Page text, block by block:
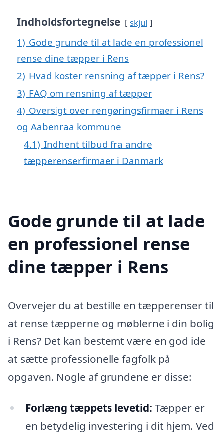
Indholdsfortegnelse skjul
1) Gode grunde til at lade en professionel
rense dine tæpper i Rens
2) Hvad koster rensning af tæpper i Rens?
3) FAQ om rensning af tæpper
4) Oversigt over rengøringsfirmaer i Rens
og Aabenraa kommune
4.1) Indhent tilbud fra andre
tæpperenserfirmaer i Danmark
Gode grunde til at lade
en professionel rense
dine tæpper i Rens
Overvejer du at bestille en tæpperenser til
at rense tæpperne og møblerne i din bolig
i Rens? Det kan bestemt være en god ide
at sætte professionelle fagfolk på
opgaven. Nogle af grundene er disse:
Forlæng tæppets levetid: Tæpper er
en betydelig investering i dit hjem. Ved